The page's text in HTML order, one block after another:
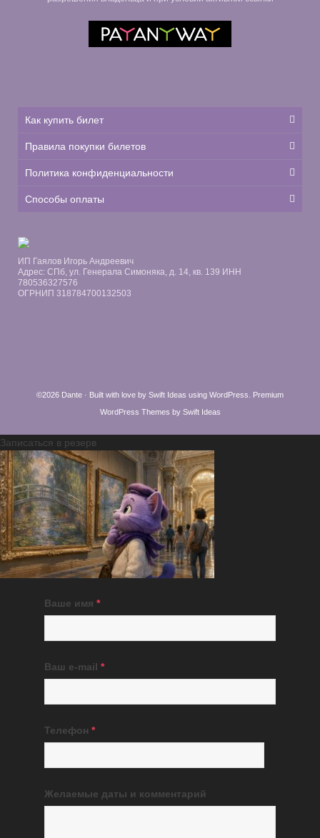
Как купить билет
Правила покупки билетов
Политика конфиденциальности
Способы оплаты
ИП Гаялов Игорь Андреевич
Адрес: СПб, ул. Генерала Симоняка, д. 14, кв. 139 ИНН
780536327576
ОГРНИП 318784700132503
©2026 Dante · Built with love by Swift Ideas using WordPress
Premium
WordPress Themes by Swift Ideas
Записаться в резерв
Ваше имя *
Ваш e-mail *
Телефон *
Желаемые даты и комментарий